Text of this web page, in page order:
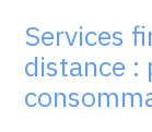
Services
distance :